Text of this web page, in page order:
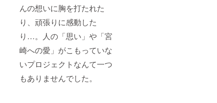
んの想いに胸を打たれた
り、頑張りに感動した
り…。人の「思い」や「宮
崎への愛」がこもっていな
いプロジェクトなんて一つ
もありませんでした。